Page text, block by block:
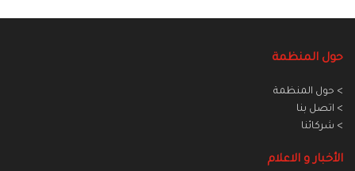
حول المنظمة
> حول المنظمة
> اتصل بنا
> شركائنا
الأخبار و الاعلام